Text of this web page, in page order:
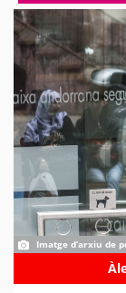
Imatge d’arxiu de